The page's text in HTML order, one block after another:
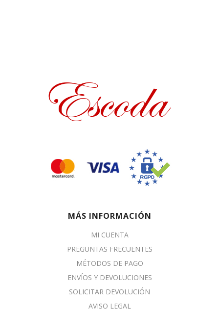
MÁS INFORMACIÓN
MI CUENTA
PREGUNTAS FRECUENTES
MÉTODOS DE PAGO
ENVÍOS Y DEVOLUCIONES
SOLICITAR DEVOLUCIÓN
AVISO LEGAL